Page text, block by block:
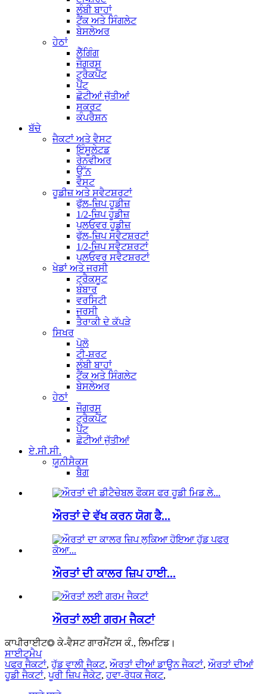
ਲੰਬੀ ਬਾਹਾਂ
ਟੈਂਕ ਅਤੇ ਸਿੰਗਲੇਟ
ਬੇਸਲੇਅਰ
ਹੇਠਾਂ
ਲੈੱਗਿੰਗ
ਜੌਗਰਸ
ਟ੍ਰੈਕਪੈਂਟ
ਪੈਂਟ
ਛੋਟੀਆਂ ਜੁੱਤੀਆਂ
ਸਕਰਟ
ਕੰਪਰੈਸ਼ਨ
ਬੱਚੇ
ਜੈਕਟਾਂ ਅਤੇ ਵੈਸਟ
ਇੰਸੂਲੇਟਡ
ਰੇਨਵੀਅਰ
ਉੱਨ
ਵੈਸਟ
ਹੂਡੀਜ਼ ਅਤੇ ਸਵੈਟਸ਼ਰਟਾਂ
ਫੁੱਲ-ਜ਼ਿਪ ਹੂਡੀਜ਼
1/2-ਜ਼ਿਪ ਹੂਡੀਜ਼
ਪੁਲਓਵਰ ਹੂਡੀਜ਼
ਫੁੱਲ-ਜ਼ਿਪ ਸਵੈਟਸ਼ਰਟਾਂ
1/2-ਜ਼ਿਪ ਸਵੈਟਸ਼ਰਟਾਂ
ਪੁਲਓਵਰ ਸਵੈਟਸ਼ਰਟਾਂ
ਖੇਡਾਂ ਅਤੇ ਜਰਸੀ
ਟ੍ਰੈਕਸੂਟ
ਬੰਬਾਰ
ਵਰਸਿਟੀ
ਜਰਸੀ
ਤੈਰਾਕੀ ਦੇ ਕੱਪੜੇ
ਸਿਖਰ
ਪੋਲੋ
ਟੀ-ਸ਼ਰਟ
ਲੰਬੀ ਬਾਹਾਂ
ਟੈਂਕ ਅਤੇ ਸਿੰਗਲੇਟ
ਬੇਸਲੇਅਰ
ਹੇਠਾਂ
ਜੌਗਰਸ
ਟ੍ਰੈਕਪੈਂਟ
ਪੈਂਟ
ਛੋਟੀਆਂ ਜੁੱਤੀਆਂ
ਏ.ਸੀ.ਸੀ.
ਯੂਨੀਸੈਕਸ
ਬੈਗ
ਔਰਤਾਂ ਦੇ ਵੱਖ ਕਰਨ ਯੋਗ ਫੈ...
ਔਰਤਾਂ ਦੀ ਕਾਲਰ ਜ਼ਿਪ ਹਾਈ...
ਔਰਤਾਂ ਲਈ ਗਰਮ ਜੈਕਟਾਂ
ਕਾਪੀਰਾਈਟ◎ ਕੇ-ਵੈਸਟ ਗਾਰਮੈਂਟਸ ਕੰ., ਲਿਮਟਿਡ।
ਸਾਈਟਮੈਪ
ਪਫਰ ਜੈਕਟਾਂ,ਹੁੱਡ ਵਾਲੀ ਜੈਕਟ, ਔਰਤਾਂ ਦੀਆਂ ਡਾਊਨ ਜੈਕਟਾਂ, ਔਰਤਾਂ ਦੀਆਂ
ਹੂਡੀ ਜੈਕਟਾਂ,ਪੂਰੀ ਜ਼ਿਪ ਜੈਕੇਟ,ਹਵਾ-ਰੋਧਕ ਜੈਕਟ,